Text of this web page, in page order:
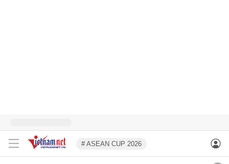
# ASEAN CUP 2026